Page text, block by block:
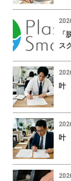
「
ス
叶
叶